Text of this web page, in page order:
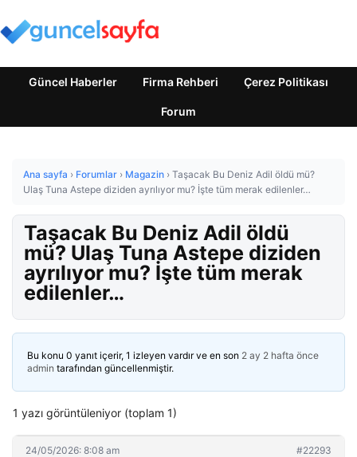
Güncel Haberler Firma Rehberi Çerez Politikası
Forum
Ana sayfa › Forumlar › Magazin › Taşacak Bu Deniz Adil öldü mü?
Ulaş Tuna Astepe diziden ayrılıyor mu? İşte tüm merak edilenler…
Taşacak Bu Deniz Adil öldü
mü? Ulaş Tuna Astepe diziden
ayrılıyor mu? İşte tüm merak
edilenler…
Bu konu 0 yanıt içerir, 1 izleyen vardır ve en son 2 ay 2 hafta önce
admin tarafından güncellenmiştir.
1 yazı görüntüleniyor (toplam 1)
24/05/2026: 8:08 am #22293